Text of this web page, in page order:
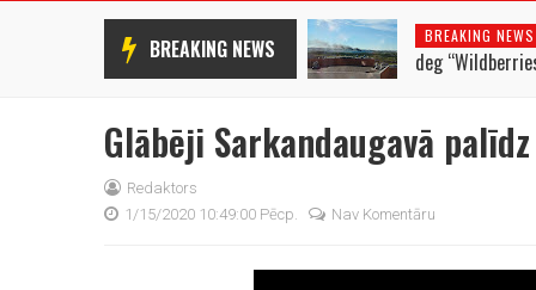
BREAKING NEWS BREAKING NEWS
deg
Glābēji Sarkandaugavā
Redaktors
1/15/2020 10:49:00 Pēcp.
Nav Komentāru